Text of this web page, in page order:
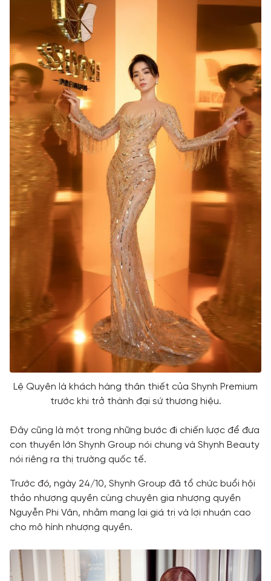
Lệ Quyên là khách hàng thân thiết của Shynh Premium
trước khi trở thành đại sứ thương hiệu.
Đây cũng là một trong những bước đi chiến lược để đưa
con thuyền lớn Shynh Group nói chung và Shynh Beauty
nói riêng ra thị trường quốc tế.
Trước đó, ngày 24/10, Shynh Group đã tổ chức buổi hội
thảo nhượng quyền cùng chuyên gia nhượng quyền
Nguyễn Phi Vân, nhằm mang lại giá trị và lợi nhuận cao
cho mô hình nhượng quyền.